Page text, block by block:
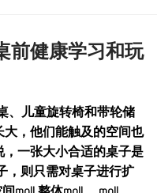
前健康学习和玩
、儿童旋转椅和带轮储
，他们能触及的空间也
一张大小合适的桌子是
，则只需对桌子进行扩